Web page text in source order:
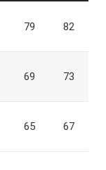
79 82
69 73
65 67